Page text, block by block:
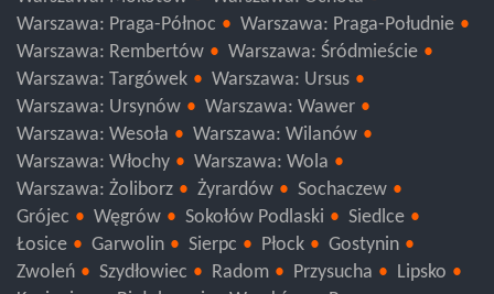
Warszawa: Mokotów
Warszawa: Ochota
Warszawa: Praga-Północ
Warszawa: Praga-Południe
Warszawa: Rembertów
Warszawa: Śródmieście
Warszawa: Targówek
Warszawa: Ursus
Warszawa: Ursynów
Warszawa: Wawer
Warszawa: Wesoła
Warszawa: Wilanów
Warszawa: Włochy
Warszawa: Wola
Warszawa: Żoliborz
Żyrardów
Sochaczew
Grójec
Węgrów Sokołów Podlaski
Siedlce
Łosice
Garwolin Sierpc Płock
Gostynin
Zwoleń
Szydłowiec Radom Przysucha
Lipsko